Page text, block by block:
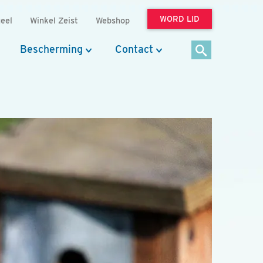
Winkel Zeist Webshop WORD LID
Bescherming Contact